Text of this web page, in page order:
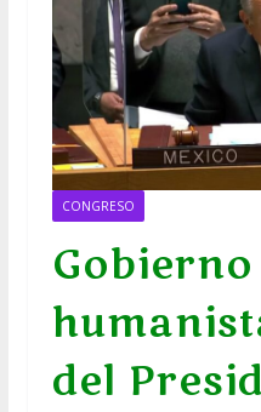
CONGRESO
Gobierno
del